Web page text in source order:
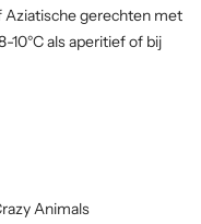
Aziatische gerechten met
10°C als aperitief of bij
Animals